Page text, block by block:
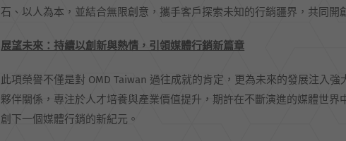
石、以人為本，並結合無限創意，攜手客戶探索未知的行銷疆界，共同開
展望未來：持續以創新與熱情，引領媒體行銷新篇章
此項榮譽不僅是對 OMD Taiwan 過往成就的肯定，更為未來的發展注入
夥伴關係，專注於人才培養與產業價值提升，期許在不斷演進的媒體世
創下一個媒體行銷的新紀元。